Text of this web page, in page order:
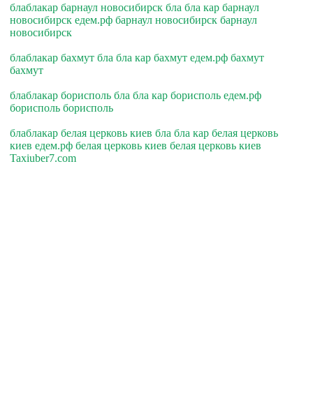
блаблакар барнаул новосибирск бла бла кар барнаул
новосибирск едем.рф барнаул новосибирск барнаул
новосибирск
блаблакар бахмут бла бла кар бахмут едем.рф бахмут
бахмут
блаблакар борисполь бла бла кар борисполь едем.рф
борисполь борисполь
блаблакар белая церковь киев бла бла кар белая церковь
киев едем.рф белая церковь киев белая церковь киев
Taxiuber7.com